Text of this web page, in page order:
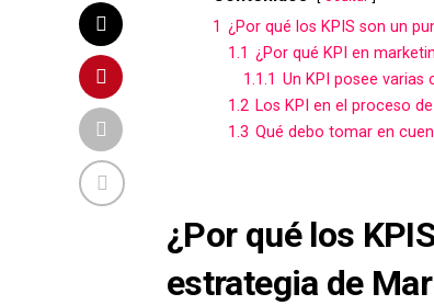
1 ¿Por qué los KPIS son un
1.1 ¿Por qué KPI en
1.1.1 Un KPI posee varias
1.2 Los KPI en el proceso
1.3 Qué debo tomar en
¿Por qué los
estrategia de